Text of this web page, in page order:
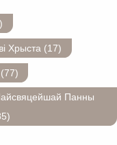
Хрыста (17)
Панны